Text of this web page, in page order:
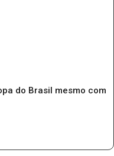
do Brasil mesmo com